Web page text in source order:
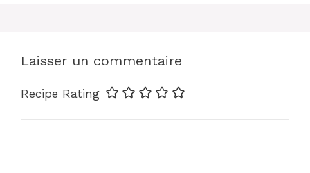
Laisser un commentaire
Recipe Rating